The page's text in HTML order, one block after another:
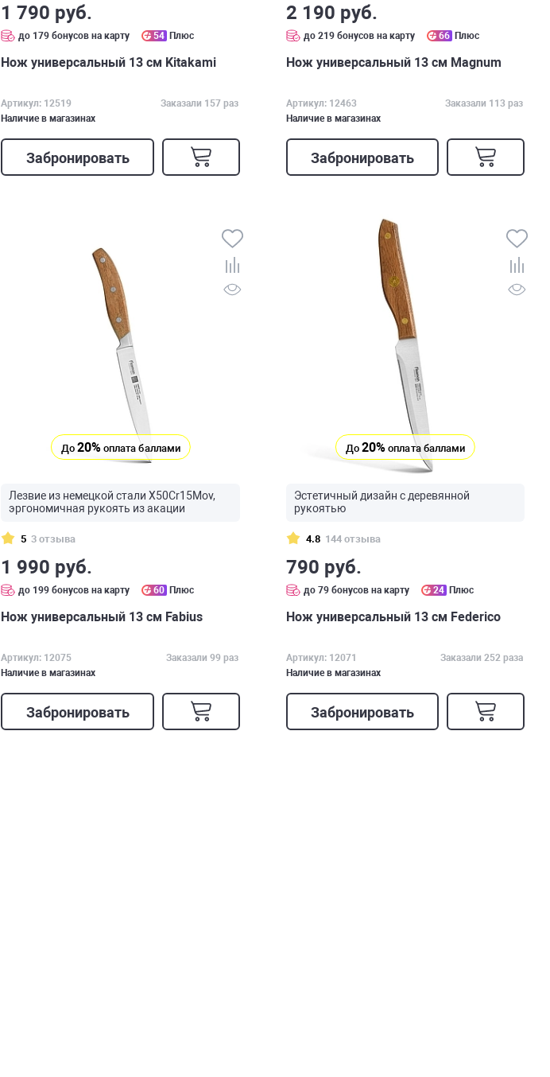
1 790 руб.
до 179 бонусов на карту 54 Плюс
Нож универсальный 13 см Kitakami
Артикул: 12519
Заказали 157 раз
Наличие в магазинах
Забронировать
2 190 руб.
до 219 бонусов на карту 66 Плюс
Нож универсальный 13 см Magnum
Артикул: 12463
Заказали 113 раз
Наличие в магазинах
Забронировать
До 20%оплата баллами
Лезвие из немецкой стали X50Cr15Mov,
эргономичная рукоять из акации
5 3 отзыва
1 990 руб.
до 199 бонусов на карту 60 Плюс
Нож универсальный 13 см Fabius
Артикул: 12075
Заказали 99 раз
Наличие в магазинах
Забронировать
До20% оплата баллами
Эстетичный дизайн с деревянной
рукоятью
4.8 144 отзыва
790 руб.
до 79 бонусов на карту 24 Плюс
Нож универсальный 13 см Federico
Артикул: 12071
Заказали 252 раза
Наличие в магазинах
Забронировать